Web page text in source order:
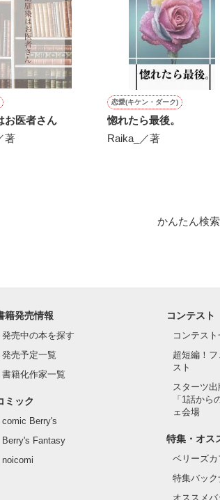
お医者さん
著
恋愛(キケン・ダーク)
惚れたら最後。
Raika_／著
かんたん検
籍発売情報
発売中の本を探す
発売予定一覧
書籍化作家一覧
ミック
comic Berry's
Berry's Fantasy
noicomi
コンテスト
コンテス
超短編！
スト
スターツ
「1話から
ェ会場
特集・オス
ベリーズ
特集バッ
オススメ